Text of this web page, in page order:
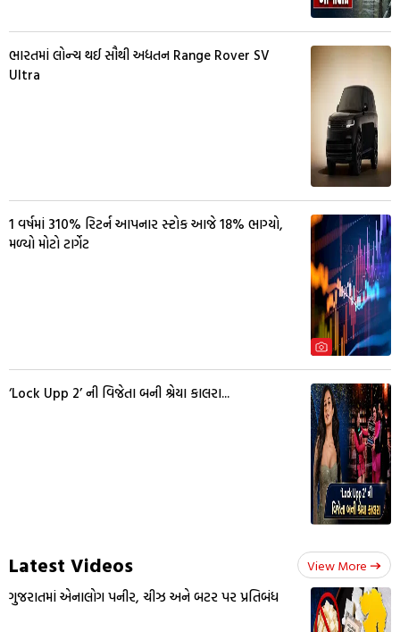
ભારતમાં લોન્ચ થઈ સૌથી અદ્યતન Range Rover SV
Ultra
1 વર્ષમાં 310% રિટર્ન આપનાર સ્ટોક આજે 18% ભાગ્યો,
મળ્યો મોટો ટાર્ગેટ
‘Lock Upp 2’ ની વિજેતા બની શ્રેયા કાલરા...
Latest Videos View More
ગુજરાતમાં એનાલોગ પનીર, ચીઝ અને બટર પર પ્રતિબંધ